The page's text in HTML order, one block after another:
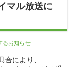
マル放送に
るお知らせ
合により、